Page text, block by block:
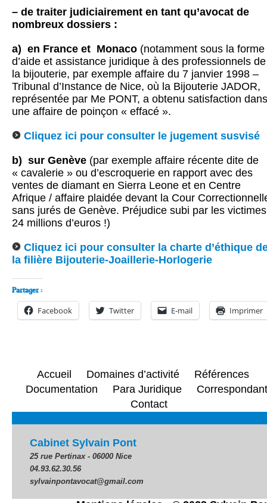
– de traiter judiciairement en tant qu’avocat de
nombreux dossiers :
a) en France et Monaco (notamment sous la forme
d’aide et assistance juridique à des professionnels de
la bijouterie, par exemple affaire du 7 janvier 1998 –
Tribunal d’Instance de Nice, où la Bijouterie JADOR,
représentée par Me PONT, a obtenu satisfaction dans
une affaire de poinçon « effacé ».
Cliquez ici pour consulter le jugement susvisé
b) sur Genève (par exemple affaire récente dite de
« cavalerie » ou d’escroquerie en rapport avec des
ventes de diamant en Sierra Leone et en Centre
Afrique / affaire plaidée devant la Cour
sans jurés de Genève. Préjudice subi par les victimes
24 millions d’euros !)
Cliquez ici pour consulter la charte d’éthique
la filière Bijouterie-Joaillerie-Horlogerie
Partager :
Facebook Twitter E-mail Imprimer
Accueil Domaines d’activité
Références
Documentation
Para Juridique
Contact
Cabinet Sylvain Pont
25 rue Pertinax - 06000 Nice
04.93.62.30.56
sylvainpontavocat@gmail.com